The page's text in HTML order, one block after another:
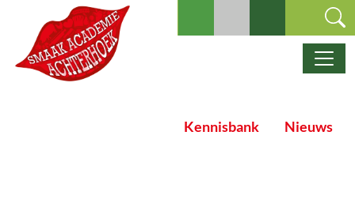
Ga naar de inhoud
Hoofdnavigatie
Kennisbank Nieuws